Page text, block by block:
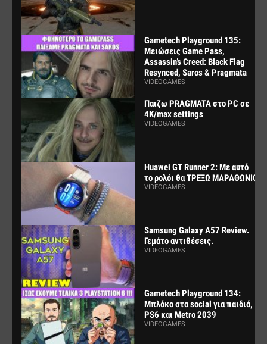
Gametech Playground 135:
Μειώσεις Game Pass,
Assassin’s Creed: Black Flag
Resynced, Saros & Pragmata
VIDEOGAMES
Παιζω PRAGMATA στο PC σε
4K/max settings
VIDEOGAMES
Huawei GT Runner 2: Με αυτό
το ρολόι θα ΤΡΕΞΩ ΜΑΡΑΘΩΝΙΟ
VIDEOGAMES
Samsung Galaxy A57 Review.
Γεμάτο αντιθέσεις.
VIDEOGAMES
Gametech Playground 134:
Μπλόκο στα social για παιδιά,
PS6 και Metro 2039
VIDEOGAMES